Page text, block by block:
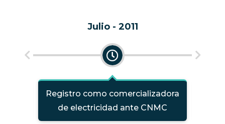
Julio - 2011
Registro como comercializadora
de electricidad ante CNMC